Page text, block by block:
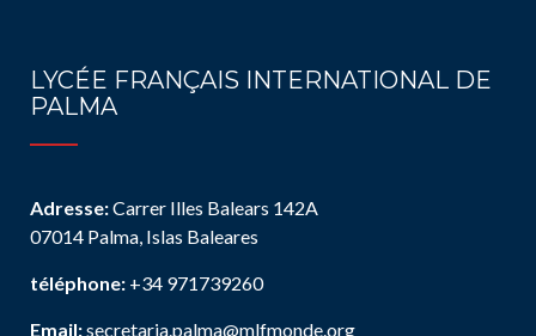
LYCÉE FRANÇAIS INTERNATIONAL DE
PALMA
Adresse:Carrer Illes Balears 142A
07014 Palma, Islas Baleares
téléphone: +34 971739260
Email:secretaria.palma@mlfmonde.org